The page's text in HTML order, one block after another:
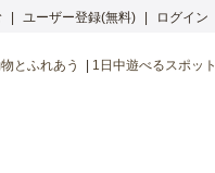
ユーザー登録(無料) ログイン
とふれあう 1日中遊べるスポット